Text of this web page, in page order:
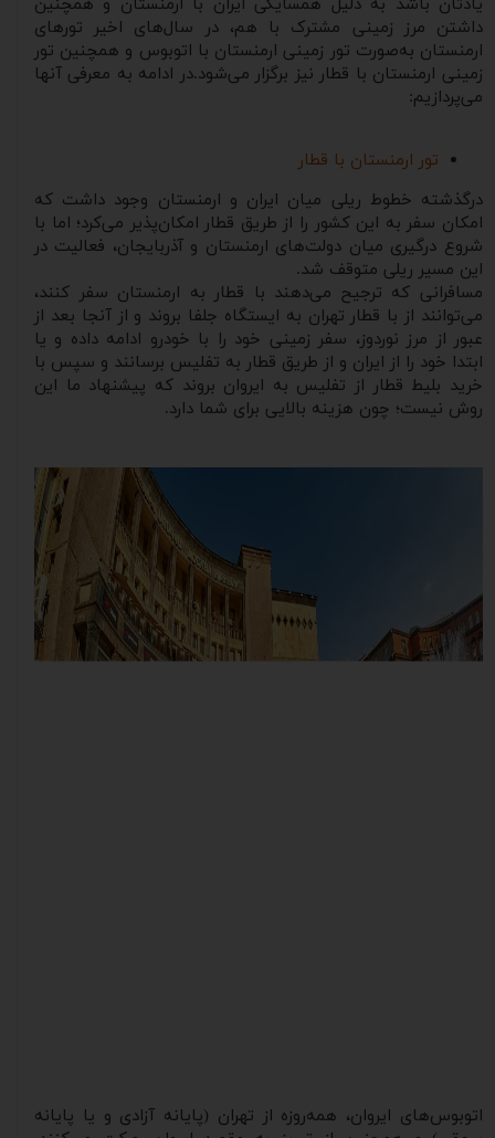
یادتان باشد به دلیل همسایگی ایران با ارمنستان و همچنین
داشتن مرز زمینی مشترک با هم، در سال‌های اخیر تورهای
ارمنستان به‌صورت تور زمینی ارمنستان با اتوبوس و همچنین تور
زمینی ارمنستان با قطار نیز برگزار می‌شود.در ادامه به معرفی آنها
می‌پردازیم:
تور ارمنستان با قطار
درگذشته خطوط ریلی میان ایران و ارمنستان وجود داشت که
امکان سفر به این کشور را از طریق قطار امکان‌پذیر می‌کرد؛ اما با
شروع درگیری میان دولت‌های ارمنستان و آذربایجان، فعالیت در
این مسیر ریلی متوقف شد.
مسافرانی که ترجیح می‌دهند با قطار به ارمنستان سفر کنند،
می‌توانند از با قطار تهران به ایستگاه جلفا بروند و از آنجا بعد از
عبور از مرز نوردوز، سفر زمینی خود را با خودرو ادامه داده و یا
ابتدا خود را از ایران و از طریق قطار به تفلیس برسانند و سپس با
خرید بلیط قطار از تفلیس به ایروان بروند که پیشنهاد ما این
روش نیست؛ چون هزینه بالایی برای شما دارد.
اتوبوس‌های ایروان، همه‌روزه از تهران (پایانه آزادی و یا پایانه